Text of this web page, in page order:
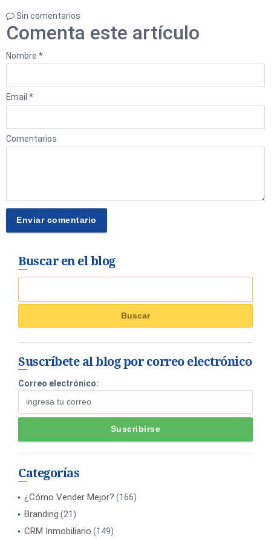
Sin comentarios
Comenta este artículo
Nombre *
Email *
Comentarios
Buscar en el blog
Suscríbete al blog por correo electrónico
Correo electrónico:
Categorías
¿Cómo Vender Mejor? (166)
Branding (21)
CRM Inmobiliario (149)